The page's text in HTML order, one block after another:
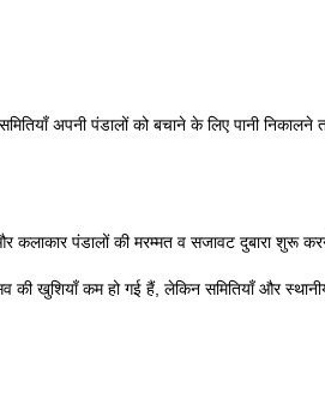
अपनी पंडालों को बचाने के लिए पानी निकालने
कलाकार पंडालों की मरम्मत व सजावट दुबारा शुरू
कम हो गई हैं, लेकिन समितियाँ और